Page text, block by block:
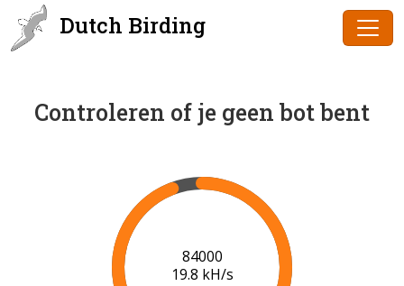
Dutch Birding
Controleren of je geen bot bent
86000
19.9 kH/s